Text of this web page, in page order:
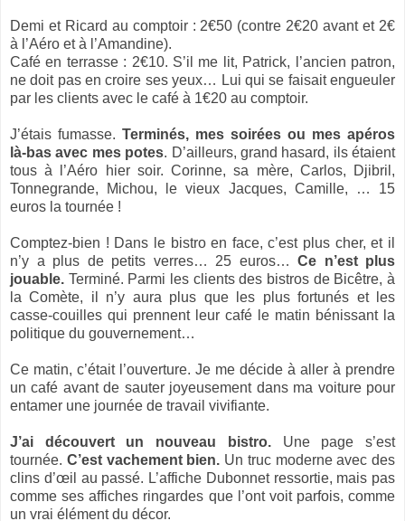
Demi et Ricard au comptoir : 2€50 (contre 2€20 avant et 2€
à l’Aéro et à l’Amandine).
Café en terrasse : 2€10. S’il me lit, Patrick, l’ancien patron,
ne doit pas en croire ses yeux… Lui qui se faisait engueuler
par les clients avec le café à 1€20 au comptoir.
J’étais fumasse. Terminés, mes soirées ou mes apéros
là-bas avec mes potes. D’ailleurs, grand hasard, ils étaient
tous à l’Aéro hier soir. Corinne, sa mère, Carlos, Djibril,
Tonnegrande, Michou, le vieux Jacques, Camille, … 15
euros la tournée !
Comptez-bien ! Dans le bistro en face, c’est plus cher, et il
n’y a plus de petits verres… 25 euros… Ce n’est plus
jouable. Terminé. Parmi les clients des bistros de Bicêtre, à
la Comète, il n’y aura plus que les plus fortunés et les
casse-couilles qui prennent leur café le matin bénissant la
politique du gouvernement…
Ce matin, c’était l’ouverture. Je me décide à aller à prendre
un café avant de sauter joyeusement dans ma voiture pour
entamer une journée de travail vivifiante.
J’ai découvert un nouveau bistro.Une page s’est
tournée. C’est vachement bien. Un truc moderne avec des
clins d’œil au passé. L’affiche Dubonnet ressortie, mais pas
comme ses affiches ringardes que l’ont voit parfois, comme
un vrai élément du décor.